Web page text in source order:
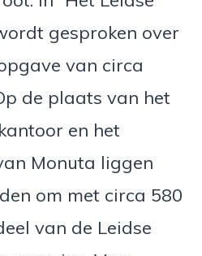
gesproken over
van circa
de plaats van het
en het
Monuta liggen
om met circa 580
van de Leidse